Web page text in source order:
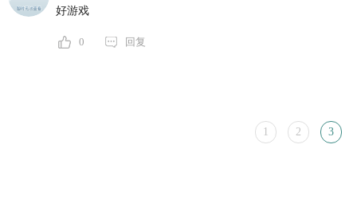
好游戏
0 回复
1 2 3